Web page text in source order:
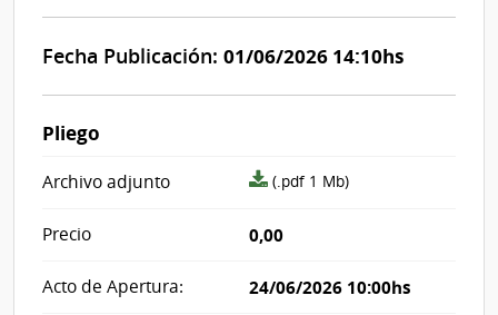
Fecha Publicación: 01/06/2026 14:10hs
Pliego
Archivo adjunto
archivo
(.pdf 1 Mb)
Precio 0,00
Acto de Apertura: 24/06/2026 10:00hs